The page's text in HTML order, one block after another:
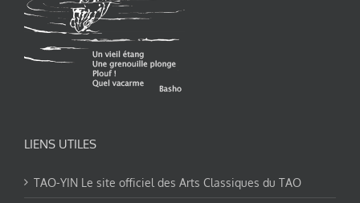
LIENS UTILES
TAO-YIN Le site officiel des Arts Classiques du TAO